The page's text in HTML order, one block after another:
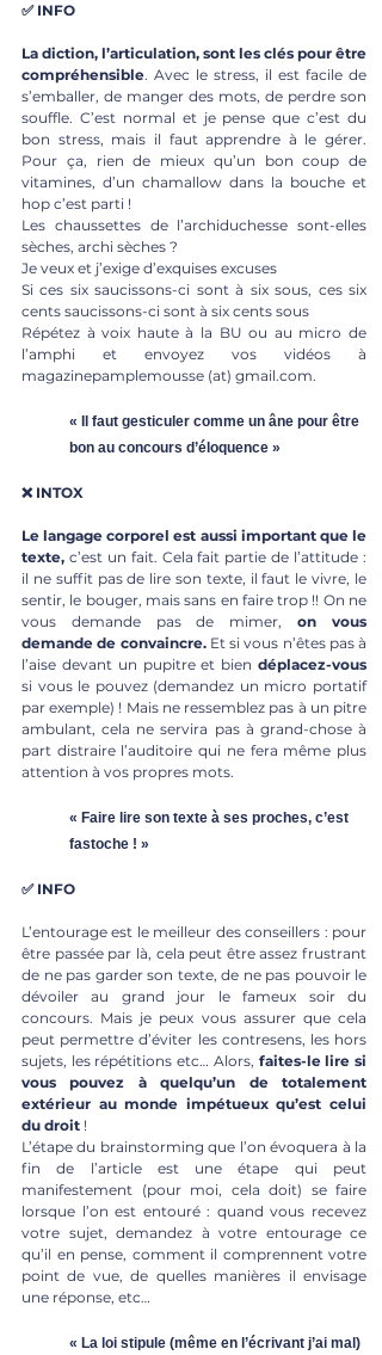
✅ INFO
La diction, l’articulation, sont les clés pour être
compréhensible. Avec le stress, il est facile de
s’emballer, de manger des mots, de perdre son
souffle. C’est normal et je pense que c’est du
bon stress, mais il faut apprendre à le gérer.
Pour ça, rien de mieux qu’un bon coup de
vitamines, d’un chamallow dans la bouche et
hop c’est parti !
Les chaussettes de l’archiduchesse sont-elles
sèches, archi sèches ?
Je veux et j’exige d’exquises excuses
Si ces six saucissons-ci sont à six sous, ces six
cents saucissons-ci sont à six cents sous
Répétez à voix haute à la BU ou au micro de
l’amphi et envoyez vos vidéos à
magazinepamplemousse (at) gmail.com.
« Il faut gesticuler comme un âne pour être
bon au concours d’éloquence »
❌ INTOX
Le langage corporel est aussi important que le
texte, c’est un fait. Cela fait partie de l’attitude :
il ne suffit pas de lire son texte, il faut le vivre, le
sentir, le bouger, mais sans en faire trop !! On ne
vous demande pas de mimer, on vous
demande de convaincre. Et si vous n’êtes pas à
l’aise devant un pupitre et bien déplacez-vous
si vous le pouvez (demandez un micro portatif
par exemple) ! Mais ne ressemblez pas à un pitre
ambulant, cela ne servira pas à grand-chose à
part distraire l’auditoire qui ne fera même plus
attention à vos propres mots.
« Faire lire son texte à ses proches, c’est
fastoche ! »
✅ INFO
L’entourage est le meilleur des conseillers : pour
être passée par là, cela peut être assez frustrant
de ne pas garder son texte, de ne pas pouvoir le
dévoiler au grand jour le fameux soir du
concours. Mais je peux vous assurer que cela
peut permettre d’éviter les contresens, les hors
sujets, les répétitions etc… Alors, faites-le lire si
vous pouvez à quelqu’un de totalement
extérieur au monde impétueux qu’est celui
du droit !
L’étape du brainstorming que l’on évoquera à la
fin de l’article est une étape qui peut
manifestement (pour moi, cela doit) se faire
lorsque l’on est entouré : quand vous recevez
votre sujet, demandez à votre entourage ce
qu’il en pense, comment il comprennent votre
point de vue, de quelles manières il envisage
une réponse, etc…
« La loi stipule (même en l’écrivant j’ai mal)